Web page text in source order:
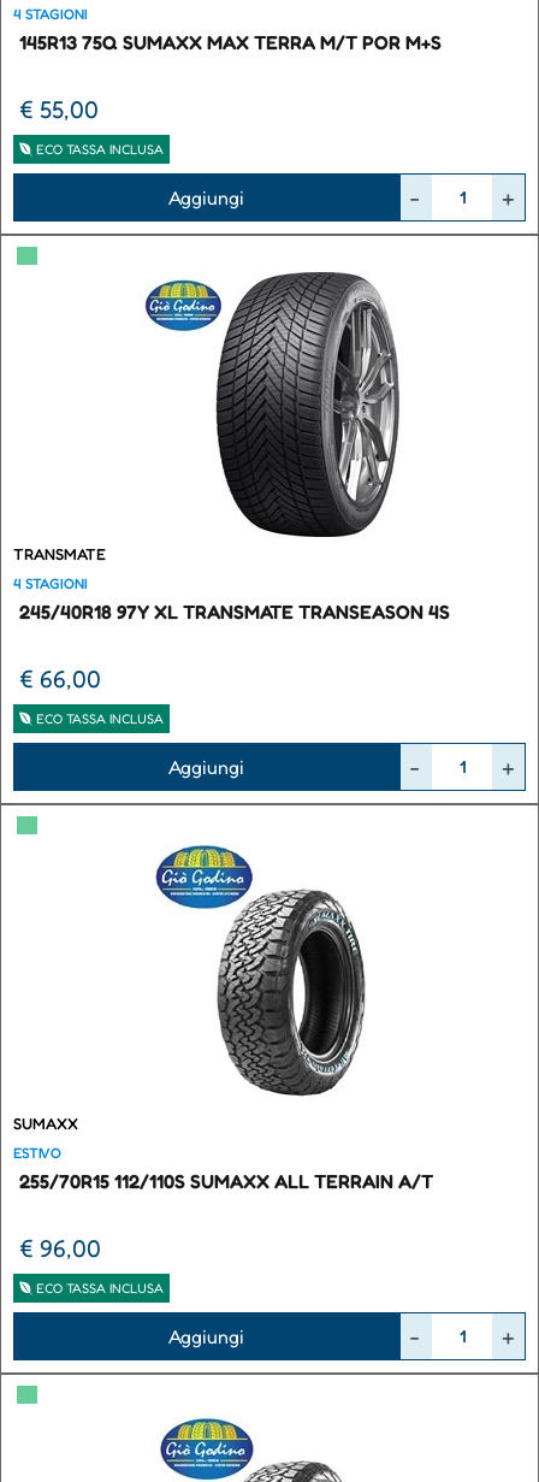
4 STAGIONI
145R13 75Q SUMAXX MAX TERRA M/T POR M+S
€ 55,00
ECO TASSA INCLUSA
Aggiungi
▀
TRANSMATE
4 STAGIONI
245/40R18 97Y XL TRANSMATE TRANSEASON 4S
€ 66,00
ECO TASSA INCLUSA
Aggiungi
▀
SUMAXX
ESTIVO
255/70R15 112/110S SUMAXX ALL TERRAIN A/T
€ 96,00
ECO TASSA INCLUSA
Aggiungi
▀